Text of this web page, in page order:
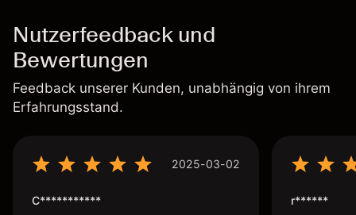
Nutzerfeedback und
Bewertungen
Feedback unserer Kunden, unabhängig von ihrem
Erfahrungsstand.
2025-03-02
C*********** r******